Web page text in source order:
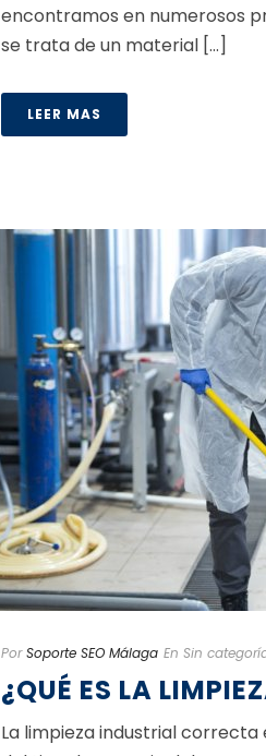
encontramos en numerosos
se trata de un material [...]
LEER MAS
Por Soporte SEO Málaga En Sin
¿QUÉ ES LA
La limpieza industrial